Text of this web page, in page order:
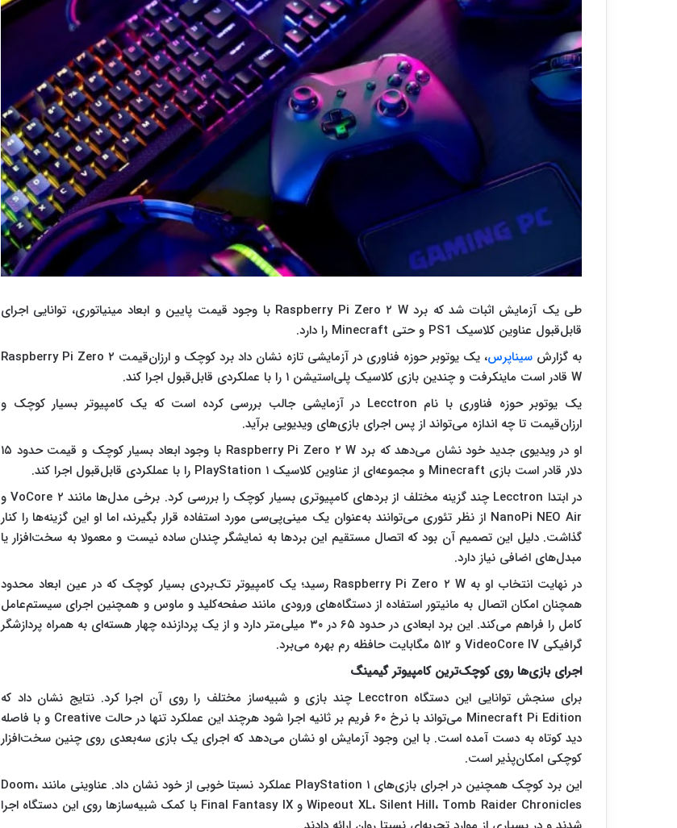
طی یک آزمایش اثبات شد که برد Raspberry Pi Zero ۲ W با وجود قیمت پایین و ابعاد مینیاتوری، توانایی اجرای
قابل‌قبول عناوین کلاسیک PS1 و حتی Minecraft را دارد.
به گزارشسیناپرس
، یک یوتوبر حوزه فناوری در آزمایشی تازه نشان داد برد کوچک و ارزان‌قیمت Raspberry Pi Zero ۲
W قادر است ماینکرفت و چندین بازی کلاسیک پلی‌استیشن ۱ را با عملکردی قابل‌قبول اجرا کند.
یک یوتوبر حوزه فناوری با نام Lecctron در آزمایشی جالب بررسی کرده است که یک کامپیوتر بسیار کوچک و
ارزان‌قیمت تا چه اندازه می‌تواند از پس اجرای بازی‌های ویدیویی برآید.
او در ویدیوی جدید خود نشان می‌دهد که برد Raspberry Pi Zero ۲ W با وجود ابعاد بسیار کوچک و قیمت حدود ۱۵
دلار قادر است بازی Minecraft و مجموعه‌ای از عناوین کلاسیک PlayStation ۱ را با عملکردی قابل‌قبول اجرا کند.
در ابتدا Lecctron چند گزینه مختلف از برد‌های کامپیوتری بسیار کوچک را بررسی کرد. برخی مدل‌ها مانند VoCore ۲ و
NanoPi NEO Air از نظر تئوری می‌توانند به‌عنوان یک مینی‌پی‌سی مورد استفاده قرار بگیرند، اما او این گزینه‌ها را کنار
گذاشت. دلیل این تصمیم آن بود که اتصال مستقیم این برد‌ها به نمایشگر چندان ساده نیست و معمولا به سخت‌افزار یا
مبدل‌های اضافی نیاز دارد.
در نهایت انتخاب او به Raspberry Pi Zero ۲ W رسید؛ یک کامپیوتر تک‌بردی بسیار کوچک که در عین ابعاد محدود
همچنان امکان اتصال به مانیتور استفاده از دستگاه‌های ورودی مانند صفحه‌کلید و ماوس و همچنین اجرای سیستم‌عامل
کامل را فراهم می‌کند. این برد ابعادی در حدود ۶۵ در ۳۰ میلی‌متر دارد و از یک پردازنده چهار هسته‌ای به همراه پردازشگر
گرافیکی VideoCore IV و ۵۱۲ مگابایت حافظه رم بهره می‌برد.
اجرای بازی‌ها روی کوچک‌ترین کامپیوتر گیمینگ
برای سنجش توانایی این دستگاه Lecctron چند بازی و شبیه‌ساز مختلف را روی آن اجرا کرد. نتایج نشان داد که
Minecraft Pi Edition می‌تواند با نرخ ۶۰ فریم بر ثانیه اجرا شود هرچند این عملکرد تنها در حالت Creative و با فاصله
دید کوتاه به دست آمده است. با این وجود آزمایش او نشان می‌دهد که اجرای یک بازی سه‌بعدی روی چنین سخت‌افزار
کوچکی امکان‌پذیر است.
این برد کوچک همچنین در اجرای بازی‌های PlayStation ۱ عملکرد نسبتا خوبی از خود نشان داد. عناوینی مانند Doom،
Wipeout XL، Silent Hill، Tomb Raider Chronicles و Final Fantasy IX با کمک شبیه‌ساز‌ها روی این دستگاه اجرا